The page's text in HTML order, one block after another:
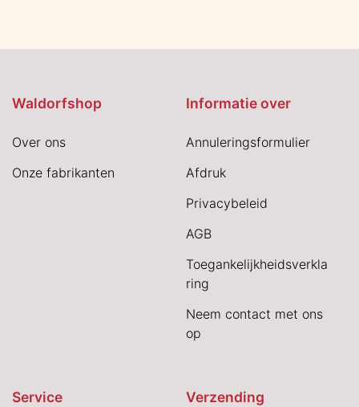
Waldorfshop
Over ons
Onze fabrikanten
Informatie over
Annuleringsformulier
Afdruk
Privacybeleid
AGB
Toegankelijkheidsverkla
ring
Neem contact met ons
op
Service Verzending